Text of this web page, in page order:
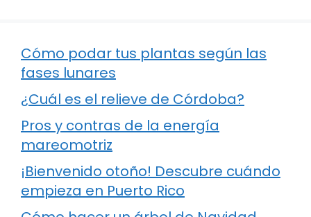
Cómo podar tus plantas según las
fases lunares
¿Cuál es el relieve de Córdoba?
Pros y contras de la energía
mareomotriz
¡Bienvenido otoño! Descubre cuándo
empieza en Puerto Rico